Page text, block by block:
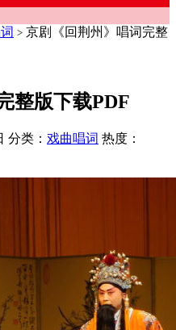
> 京剧《回荆州》唱词完整
整版下载PDF
分类： 戏曲唱词 热度：